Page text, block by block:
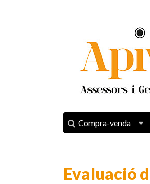
Compra-venda
Evaluació